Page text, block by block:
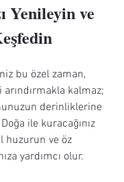
Yenileyin ve
bu özel zaman,
kalmaz;
derinliklerine
ile kuracağınız
huzurun ve öz
yardımcı olur.